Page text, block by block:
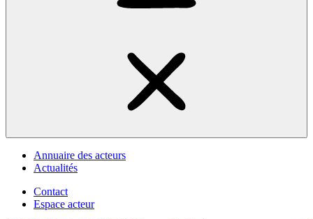
Annuaire des acteurs
Actualités
Contact
Espace acteur